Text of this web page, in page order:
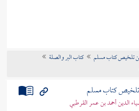
تلخيص كتاب مسلم
كتاب البر والصلة
تلخيص كتاب مسلم
الدين أحمد بن عمر القرطبي